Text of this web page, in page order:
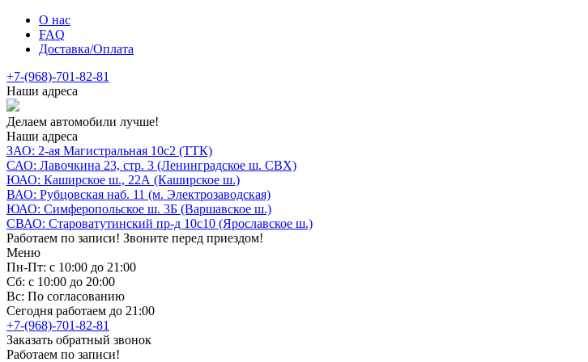
О нас
FAQ
Доставка/Оплата
+7-(968)-701-82-81
Наши адреса
Делаем автомобили лучше!
Наши адреса
ЗАО: 2-ая Магистральная 10с2 (ТТК)
САО: Лавочкина 23, стр. 3 (Ленинградское ш. СВХ)
ЮАО: Каширское ш., 22А (Каширское ш.)
ВАО: Рубцовская наб. 11 (м. Электрозаводская)
ЮАО: Симферопольское ш. 3Б (Варшавское ш.)
СВАО: Староватутинский пр-д 10с10 (Ярославское ш.)
Работаем по записи! Звоните перед приездом!
Меню
Пн-Пт: с 10:00 до 21:00
Сб: с 10:00 до 20:00
Вс: По согласованию
Сегодня работаем до 21:00
+7-(968)-701-82-81
Заказать обратный звонок
Работаем по записи!